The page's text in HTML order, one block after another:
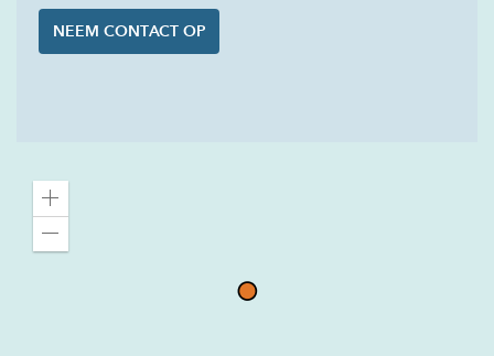
NEEM CONTACT OP
Zoom